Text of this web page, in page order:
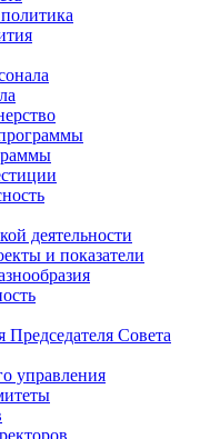
деятельности
и показатели
Совета
управления